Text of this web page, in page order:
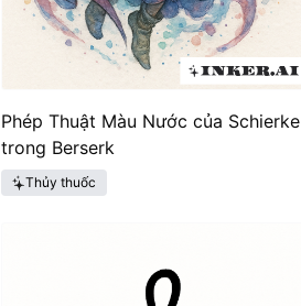
Phép Thuật Màu Nước của Schierke
trong Berserk
Thủy thuốc